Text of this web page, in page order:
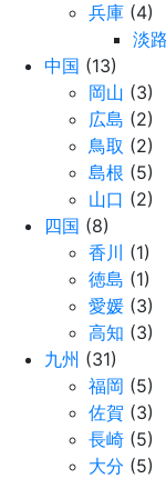
兵庫 (4)
淡
中国 (13)
岡山 (3)
広島 (2)
鳥取 (2)
島根 (5)
山口 (2)
四国 (8)
香川 (1)
徳島 (1)
愛媛 (3)
高知 (3)
九州 (31)
福岡 (5)
佐賀 (3)
長崎 (5)
大分 (5)